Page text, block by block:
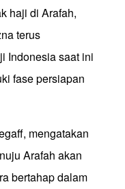
haji di Arafah,
terus
Indonesia saat ini
fase persiapan
mengatakan
Arafah akan
bertahap dalam